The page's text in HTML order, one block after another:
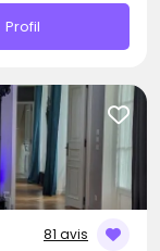
Profil
81 avis